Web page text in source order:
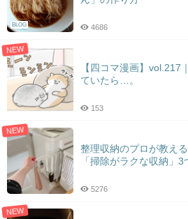
BLOG 4686
NEW
【四コマ漫画】vol.217
ていたら…。
153
NEW
整理収納のプロが教え
「掃除がラクな収納」3
5276
NEW